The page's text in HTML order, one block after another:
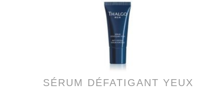
SÉRUM DÉFATIGANT YEUX